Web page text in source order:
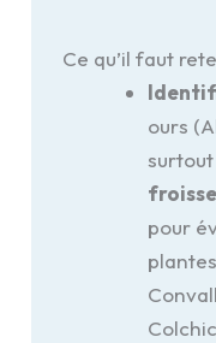
Ce qu’il faut
ours
pour